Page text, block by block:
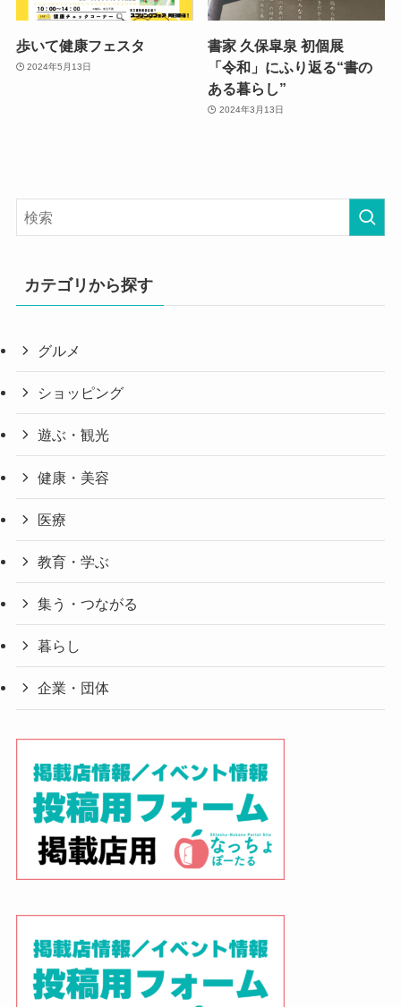
歩いて健康フェスタ
2024年5月13日
書家 久保皐泉 初個展
「令和」にふり返る“書の
ある暮らし”
2024年3月13日
カテゴリから探す
グルメ
ショッピング
遊ぶ・観光
健康・美容
医療
教育・学ぶ
集う・つながる
暮らし
企業・団体